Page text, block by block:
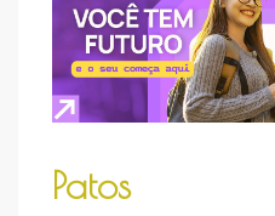
Patos